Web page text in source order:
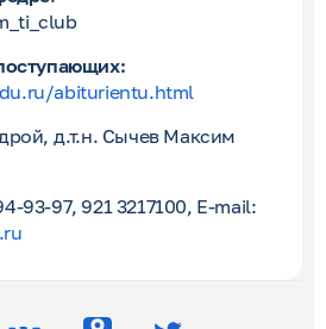
_ti _club
abiturientu.html
д.т.н. Сычев Максим
93-97, 921 3217100, E-mail: